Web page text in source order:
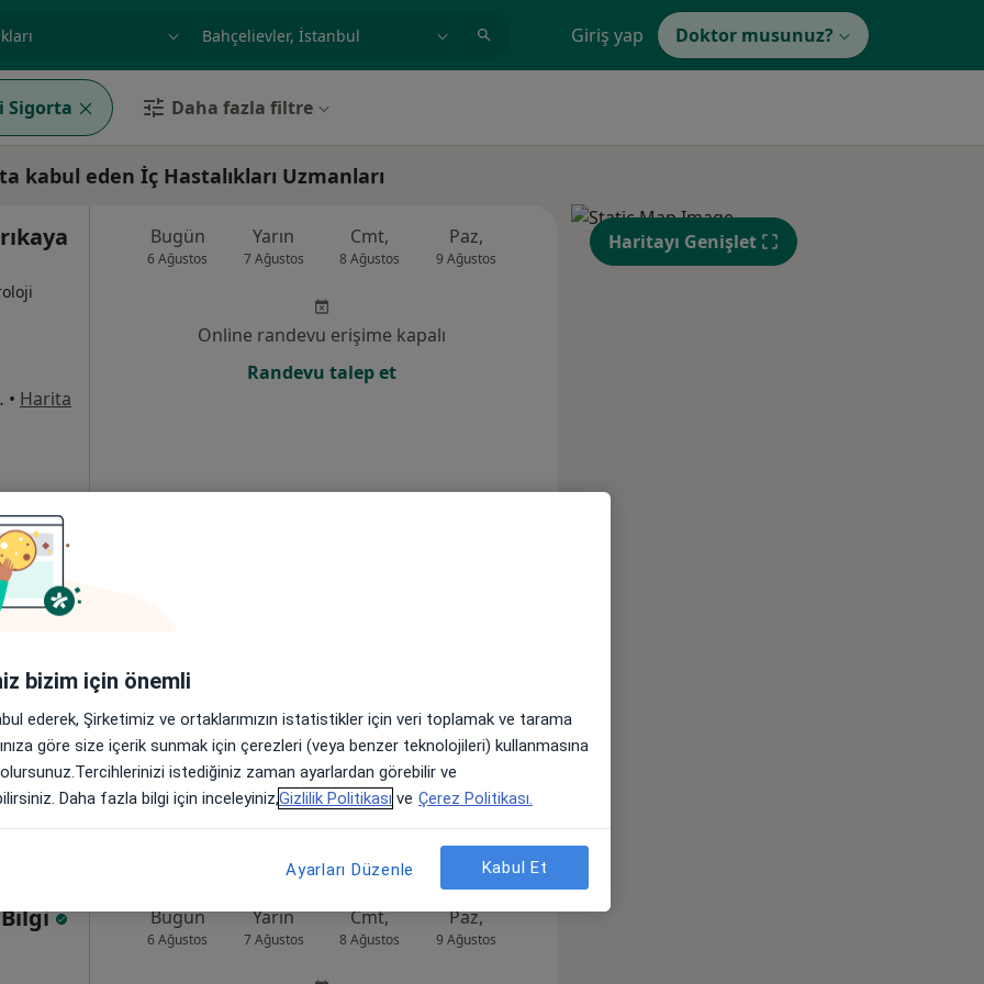
ilgi alanı ve hastalık, isimörnek: İstanbul Giriş yap Doktor musunuz?
Sigorta Daha fazla filtre
kabul eden İç Hastalıkları Uzmanları
• Harita
Bugün
6 Ağustos
Yarın
7 Ağustos
Cmt,
8 Ağustos
Paz,
9 Ağustos 10 Ağustos
Sal,
11 Ağustos
Çar,
12 Ağustos
Online randevu erişime kapalı
Randevu talep et
• Harita
Randevu talep et
Bilgi Bugün
6 Ağustos
Yarın
7 Ağustos
Cmt,
8 Ağustos
Paz,
9 Ağustos
Pzt,
Haritayı Genişlet
bizim için önemli
ederek, Şirketimiz ve ortaklarımızın istatistikler için veri toplamak ve tarama
göre size içerik sunmak için çerezleri (veya benzer teknolojileri) kullanmasına
istediğiniz zaman ayarlardan görebilir ve
Daha fazla bilgi için inceleyiniz,Gizlilik Politikası ve Çerez Politikası.
Ayarları Düzenle Kabul Et